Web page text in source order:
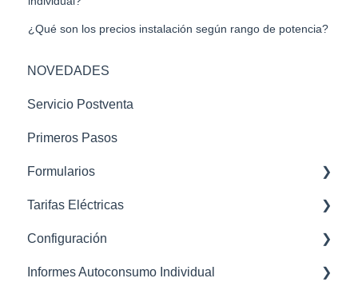
¿Qué son los precios instalación según rango de potencia?
NOVEDADES
Servicio Postventa
Primeros Pasos
Formularios
STC - Sube tu curva
Datos Distribuidora - Curva Horaria
Curva Perfilada - Curvas tipo v2
Tarifas Eléctricas
2.0TD
3.0TD, 6.1TD, 6.2TD, 6.3TD, 6.4TD
Configuración
General
Informes Autoconsumo Individual